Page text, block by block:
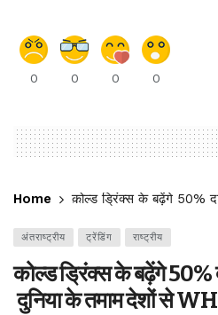
0 0 0 0
Home कोल्ड ड्रिंक्स के बढ़ेंगे 50%
अंतराष्ट्रीय ट्रेंडिंग राष्ट्रीय
कोल्ड ड्रिंक्स के बढ़ेंगे 50%
दुनिया के तमाम देशों से